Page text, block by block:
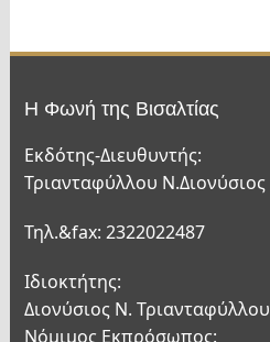
Η Φωνή της Βισαλτίας
Εκδότης-Διευθυντής:
Τριανταφύλλου Ν.Διονύσιος
Τηλ.&fax: 2322022487
Ιδιοκτήτης:
Διονύσιος Ν. Τριανταφύλλου
Νόμιμος Εκπρόσωπος: